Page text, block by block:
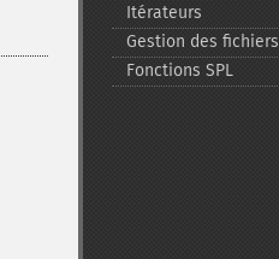
Itérateurs
Gestion des fichiers
Fonctions SPL